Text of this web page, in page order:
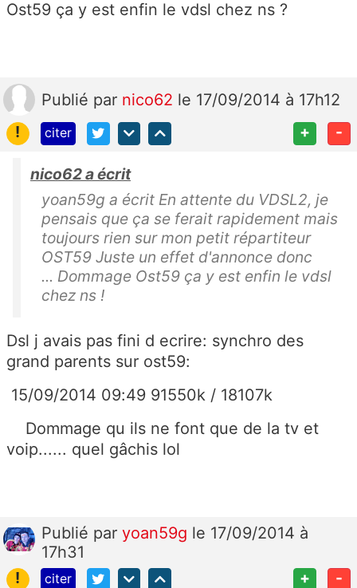
Ost59 ça y est enfin le vdsl chez ns ?
Publié par nico62 le 17/09/2014 à 17h12
!
citer + -
nico62 a écrit
yoan59g a écrit En attente du VDSL2, je
pensais que ça se ferait rapidement mais
toujours rien sur mon petit répartiteur
OST59 Juste un effet d'annonce donc
... Dommage Ost59 ça y est enfin le vdsl
chez ns !
Dsl j avais pas fini d ecrire: synchro des
grand parents sur ost59:
15/09/2014 09:49 91550k / 18107k
Dommage qu ils ne font que de la tv et
voip...... quel gâchis lol
Publié par yoan59g le 17/09/2014 à
17h31
!
citer + -